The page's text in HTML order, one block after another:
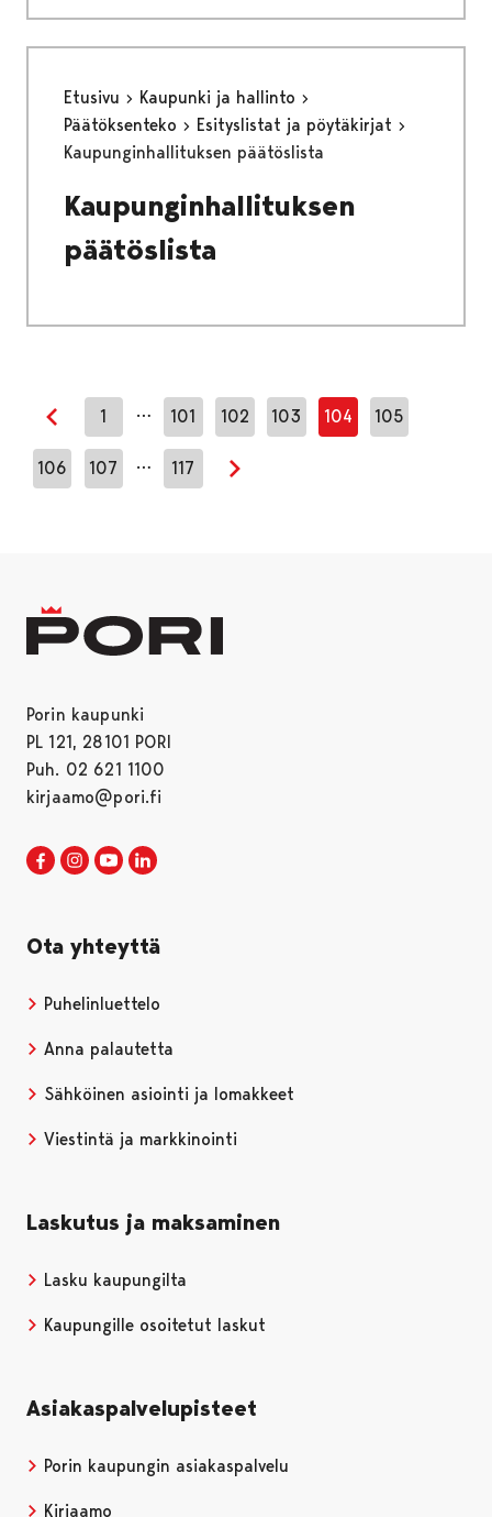
Etusivu
Kaupunki ja hallinto
Päätöksenteko
Esityslistat ja pöytäkirjat
Kaupunginhallituksen päätöslista
Kaupunginhallituksen
päätöslista
Edellinen sivu
1 … 101 102 103 104 105
106 107 … 117
Seuraava sivu
Porin kaupunki
PL 121, 28101 PORI
Puh. 02 621 1100
kirjaamo@pori.fi
Porin kaupunki Facebookissa
Avautuu uudessa välilehdessä
Porin kaupunki Instagramissa
Avautuu uudessa välilehdessä
Porin kaupunki Youtubessa
Avautuu uudessa välilehdessä
Ota yhteyttä
Puhelinluettelo
Anna palautetta
Sähköinen asiointi ja lomakkeet
Viestintä ja markkinointi
Laskutus ja maksaminen
Lasku kaupungilta
Kaupungille osoitetut laskut
Asiakaspalvelupisteet
Porin kaupungin asiakaspalvelu
Kirjaamo